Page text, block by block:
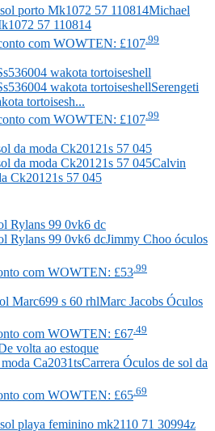
Michael
57 110814
com WOWTEN: £107 .99
Serengeti
tortoisesh...
com WOWTEN: £107 .99
Calvin
Ck20121s 57 045
Jimmy Choo óculos
com WOWTEN: £53 .99
Marc Jacobs Óculos
com WOWTEN: £67 .49
volta ao estoque
Carrera Óculos de sol da
com WOWTEN: £65 .69